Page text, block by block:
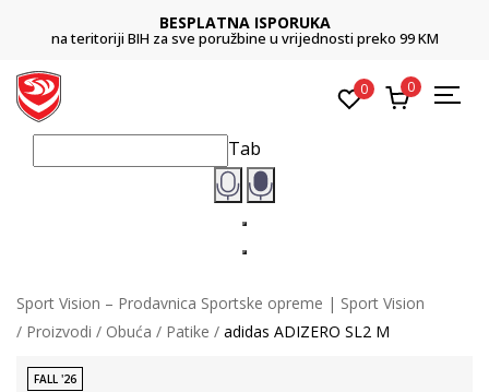
BESPLATNA ISPORUKA
na teritoriji BIH za sve poružbine u vrijednosti preko 99 KM
0 0
Tab
Sport Vision – Prodavnica Sportske opreme | Sport Vision
Proizvodi
Obuća Patike adidas ADIZERO SL2 M
FALL '26